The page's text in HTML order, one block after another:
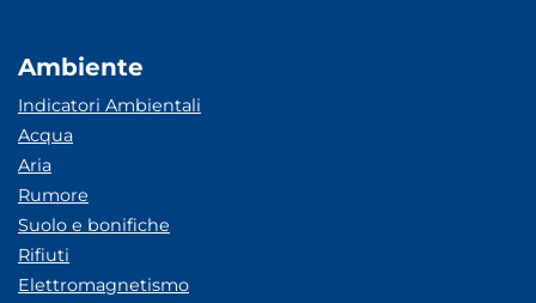
Ambiente
Indicatori Ambientali
Acqua
Aria
Rumore
Suolo e bonifiche
Rifiuti
Elettromagnetismo